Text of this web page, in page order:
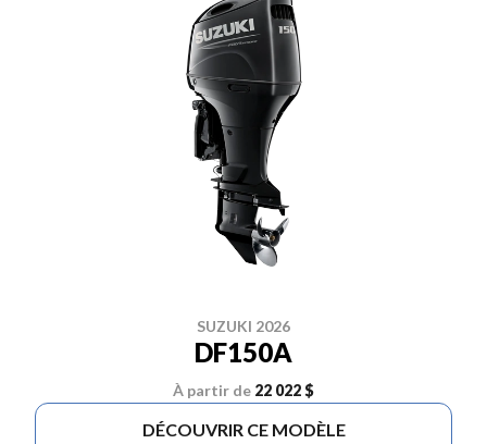
SUZUKI 2026
DF150A
À partir de 22 022 $
DÉCOUVRIR CE MODÈLE